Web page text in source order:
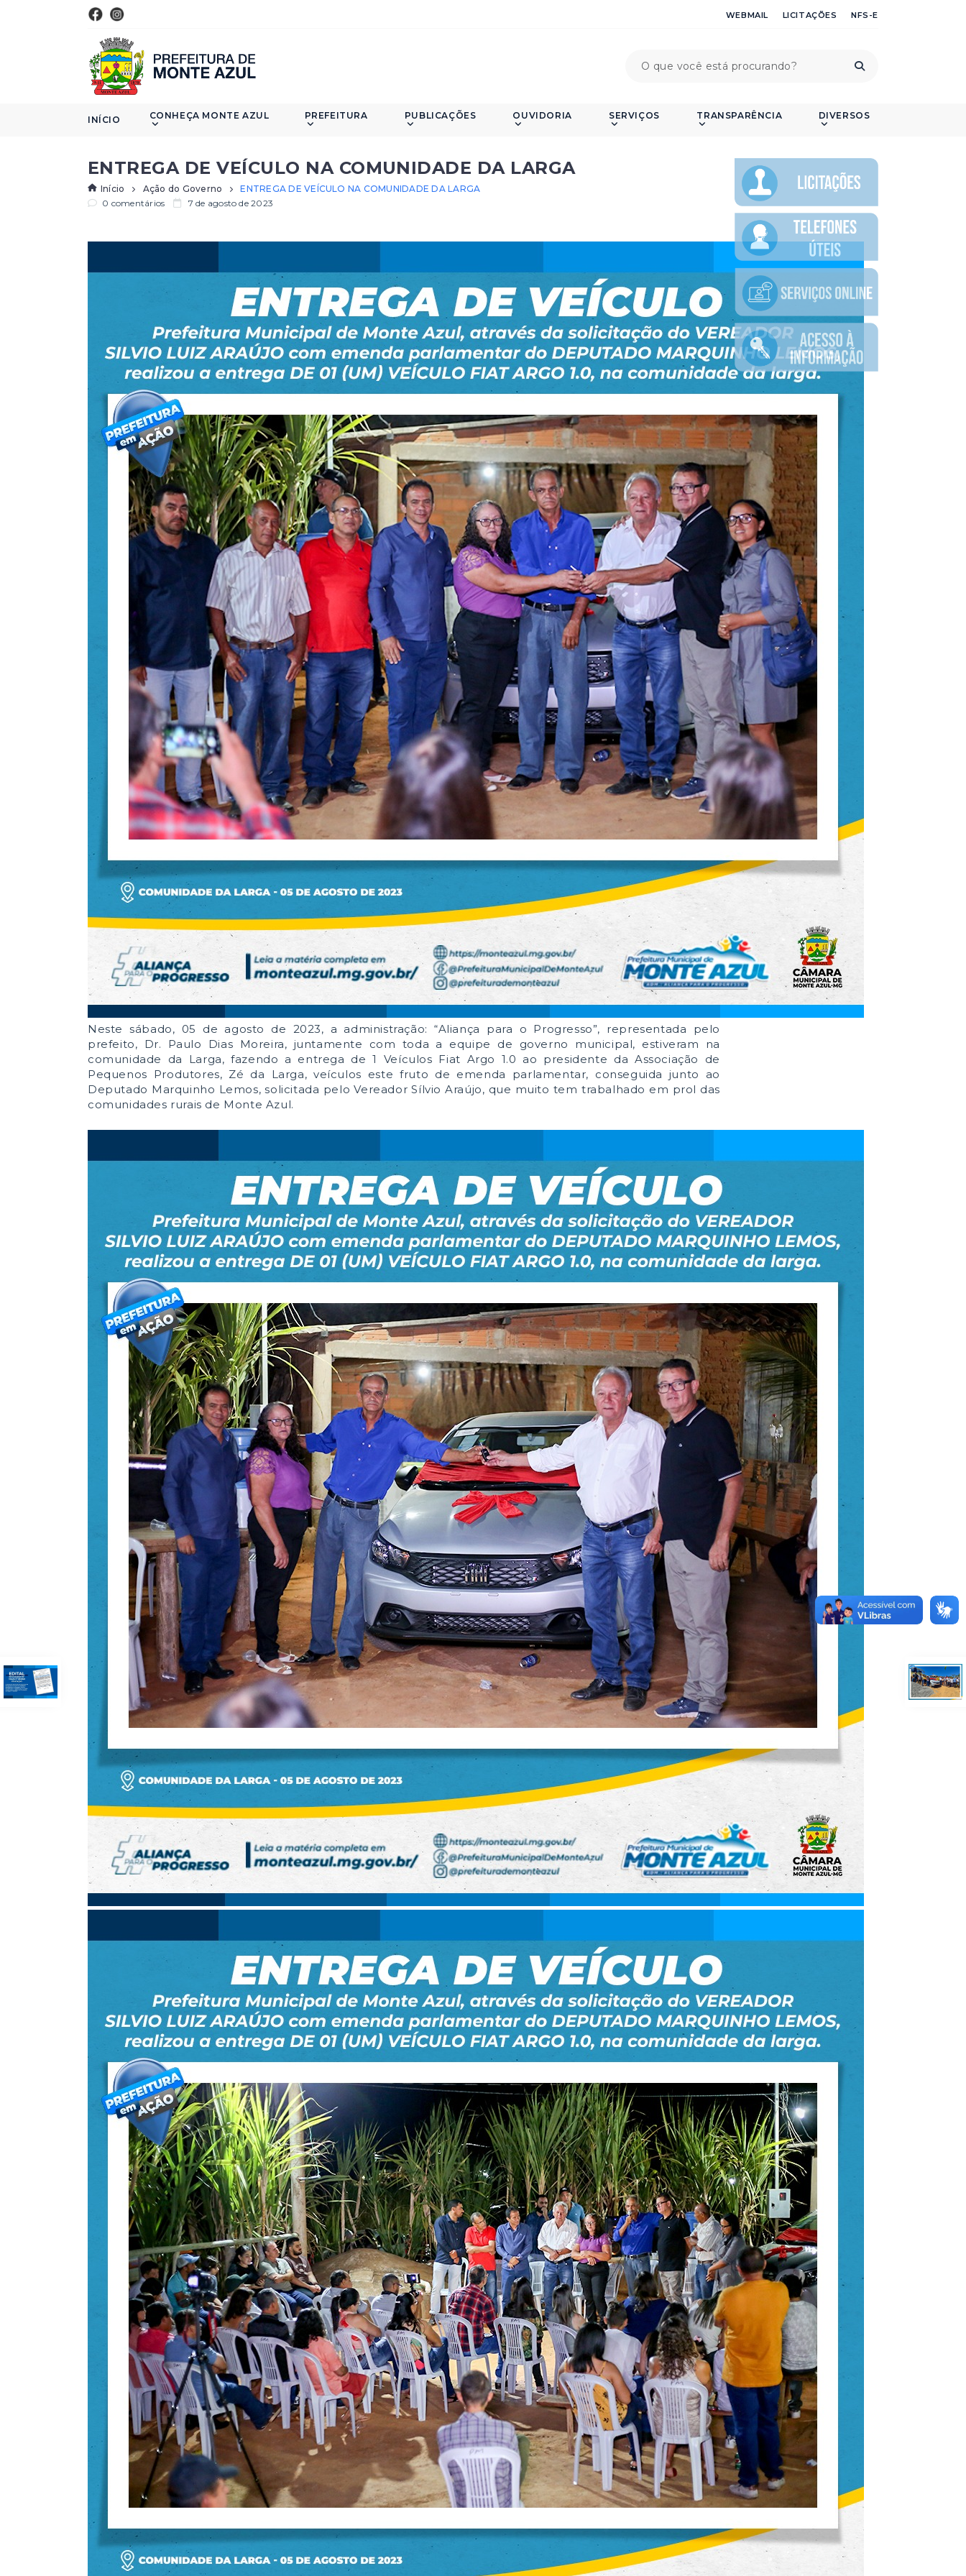
WEBMAIL LICITAÇÕES NFS-E
INÍCIO CONHEÇA MONTE AZUL PREFEITURA PUBLICAÇÕES OUVIDORIA SERVIÇOS TRANSPARÊNCIA DIVERSOS
ENTREGA DE VEÍCULO NA COMUNIDADE DA LARGA
Início Ação do Governo
ENTREGA DE VEÍCULO NA COMUNIDADE DA LARGA
0 comentários
7 de agosto de 2023
Neste sábado, 05 de agosto de 2023, a administração: “Aliança para o Progresso”, representada pelo
prefeito, Dr. Paulo Dias Moreira, juntamente com toda a equipe de governo municipal, estiveram na
comunidade da Larga, fazendo a entrega de 1 Veículos Fiat Argo 1.0 ao presidente da Associação de
Pequenos Produtores, Zé da Larga, veículos este fruto de emenda parlamentar, conseguida junto ao
Deputado Marquinho Lemos, solicitada pelo Vereador Sílvio Araújo, que muito tem trabalhado em prol das
comunidades rurais de Monte Azul.